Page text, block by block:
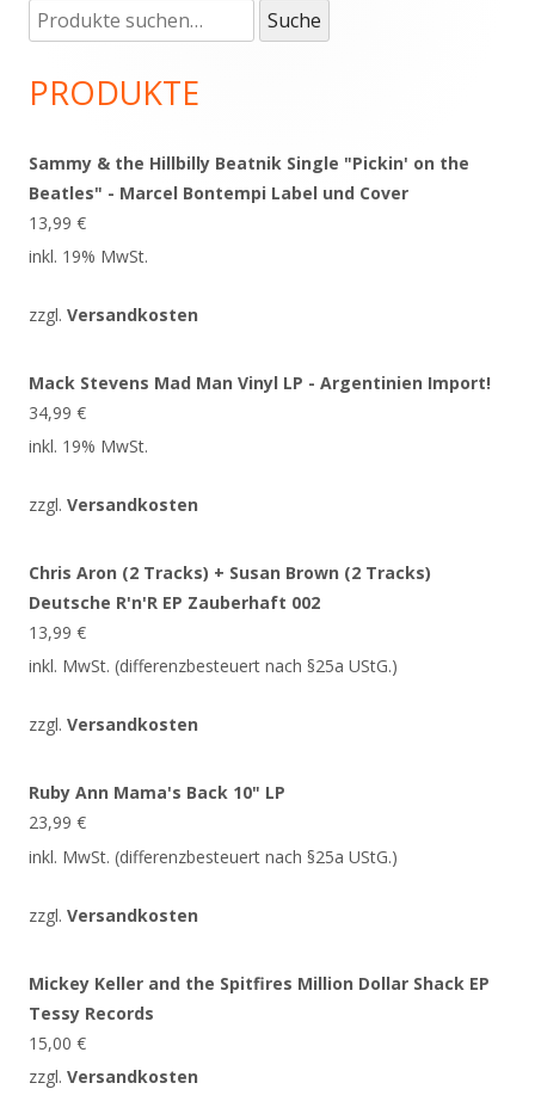
Haupt-
Seitenleiste
Suche
nach:
Suche
PRODUKTE
Sammy & the Hillbilly Beatnik Single "Pickin' on the
Beatles" - Marcel Bontempi Label und Cover
13,99 €
inkl. 19% MwSt.
zzgl. Versandkosten
Mack Stevens Mad Man Vinyl LP - Argentinien Import!
34,99 €
inkl. 19% MwSt.
zzgl. Versandkosten
Chris Aron (2 Tracks) + Susan Brown (2 Tracks)
Deutsche R'n'R EP Zauberhaft 002
13,99 €
inkl. MwSt. (differenzbesteuert nach §25a UStG.)
zzgl. Versandkosten
Ruby Ann Mama's Back 10" LP
23,99 €
inkl. MwSt. (differenzbesteuert nach §25a UStG.)
zzgl. Versandkosten
Mickey Keller and the Spitfires Million Dollar Shack EP
Tessy Records
15,00 €
zzgl. Versandkosten